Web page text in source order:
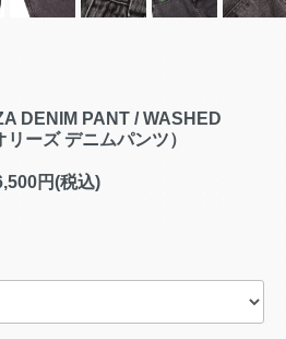
DENIM PANT / WASHED
リーズ デニムパンツ）
円(税込)